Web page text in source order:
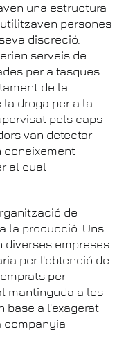
una estructura
persones
discreció.
serveis de
per a tasques
de la
la droga per a la
pels caps
van detectar
coneixement
al qual
de
la producció. Uns
empreses
per l'obtenció de
per
mantinguda a les
base a l'exagerat
companyia